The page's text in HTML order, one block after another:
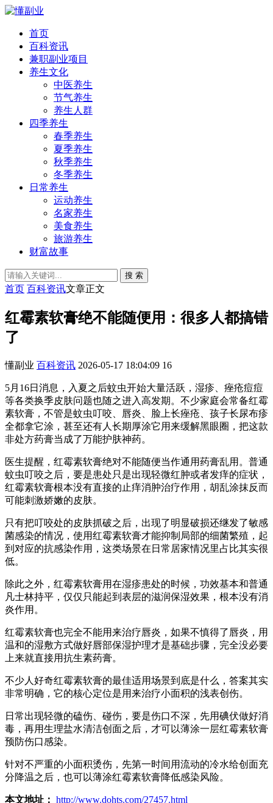
首页
百科资讯
兼职副业项目
养生文化
中医养生
节气养生
养生人群
四季养生
春季养生
夏季养生
秋季养生
冬季养生
日常养生
运动养生
名家养生
美食养生
旅游养生
财富故事
搜 索
首页 百科资讯文章正文
红霉素软膏绝不能随便用：很多人都搞错
了
懂副业 百科资讯 2026-05-17 18:04:09 16
5月16日消息，入夏之后蚊虫开始大量活跃，湿疹、痤疮痘痘
等各类换季皮肤问题也随之进入高发期。不少家庭会常备红霉
素软膏，不管是蚊虫叮咬、唇炎、脸上长痤疮、孩子长尿布疹
全都拿它涂，甚至还有人长期厚涂它用来缓解黑眼圈，把这款
非处方药膏当成了万能护肤神药。
医生提醒，红霉素软膏绝对不能随便当作通用药膏乱用。普通
蚊虫叮咬之后，要是患处只是出现轻微红肿或者发痒的症状，
红霉素软膏根本没有直接的止痒消肿治疗作用，胡乱涂抹反而
可能刺激娇嫩的皮肤。
只有把叮咬处的皮肤抓破之后，出现了明显破损还继发了敏感
菌感染的情况，使用红霉素软膏才能抑制局部的细菌繁殖，起
到对应的抗感染作用，这类场景在日常居家情况里占比其实很
低。
除此之外，红霉素软膏用在湿疹患处的时候，功效基本和普通
凡士林持平，仅仅只能起到表层的滋润保湿效果，根本没有消
炎作用。
红霉素软膏也完全不能用来治疗唇炎，如果不慎得了唇炎，用
温和的湿敷方式做好唇部保湿护理才是基础步骤，完全没必要
上来就直接用抗生素药膏。
不少人好奇红霉素软膏的最佳适用场景到底是什么，答案其实
非常明确，它的核心定位是用来治疗小面积的浅表创伤。
日常出现轻微的磕伤、碰伤，要是伤口不深，先用碘伏做好消
毒，再用生理盐水清洁创面之后，才可以薄涂一层红霉素软膏
预防伤口感染。
针对不严重的小面积烫伤，先第一时间用流动的冷水给创面充
分降温之后，也可以薄涂红霉素软膏降低感染风险。
本文地址： http://www.dohts.com/27457.html